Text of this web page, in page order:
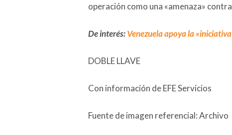
operación como una «amenaza»
De interés:Venezuela apoya la
DOBLE LLAVE
Con información de EFE Servicios
Fuente de imagen referencial: Archivo